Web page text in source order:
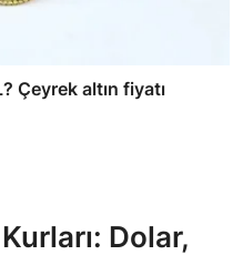
Çeyrek altın fiyatı
Dolar,